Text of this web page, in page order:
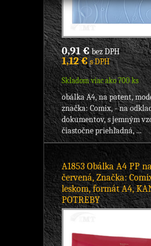
0,91 €bez DPH
1,12 €s DPH
Skladom viac ako 700 ks
obálka A4, na patent,
značka: Comix, - na
dokumentov, s jemným
čiastočne priehľadná, ...
A1853 Obálka A4 PP
červená, Značka:
leskom, formát A4,
POTREBY